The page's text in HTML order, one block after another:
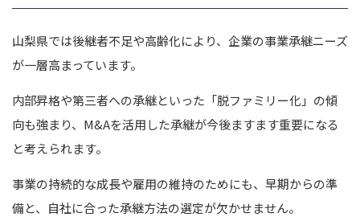
山梨県では後継者不足や高齢化により、企業の事業承継ニーズ
が一層高まっています。
内部昇格や第三者への承継といった「脱ファミリー化」の傾
向も強まり、M&Aを活用した承継が今後ますます重要になる
と考えられます。
事業の持続的な成長や雇用の維持のためにも、早期からの準
備と、自社に合った承継方法の選定が欠かせません。